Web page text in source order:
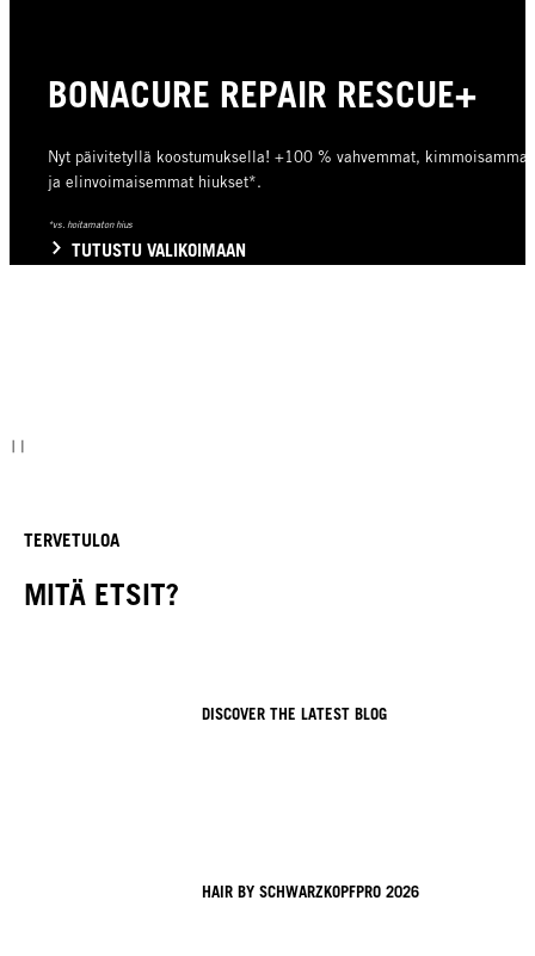
BONACURE REPAIR RESCUE+
Nyt päivitetyllä koostumuksella! +100 % vahvemmat, kimmoisammat
ja elinvoimaisemmat hiukset*.
*vs. hoitamaton hius
TUTUSTU VALIKOIMAAN
TERVETULOA
MITÄ ETSIT?
DISCOVER THE LATEST BLOG
HAIR BY SCHWARZKOPFPRO 2026